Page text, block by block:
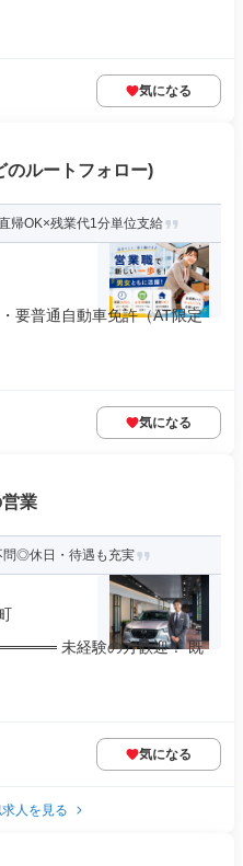
気になる
のルートフォロー)
帰OK×残業代1分単位支給
要普通自動車免許（AT限定
気になる
業
問◎休日・待遇も充実
未経験の方歓迎！ 既
気になる
人を見る